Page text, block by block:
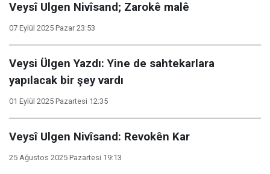
Veysî Ulgen Nivîsand; Zarokê malê
07 Eylül 2025 Pazar 23:53
Veysi Ülgen Yazdı: Yine de sahtekarlara
yapılacak bir şey vardı
01 Eylül 2025 Pazartesi 12:35
Veysî Ulgen Nivîsand: Revokên Kar
25 Ağustos 2025 Pazartesi 19:13